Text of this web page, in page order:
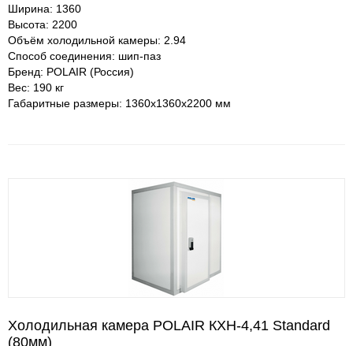
Ширина: 1360
Высота: 2200
Объём холодильной камеры: 2.94
Способ соединения: шип-паз
Бренд: POLAIR (Россия)
Вес: 190 кг
Габаритные размеры: 1360х1360х2200 мм
Холодильная камера POLAIR КХН-4,41 Standard
(80мм)